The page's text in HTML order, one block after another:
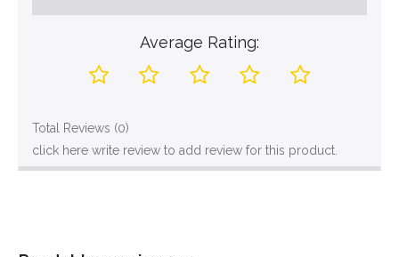
Average Rating:
Total Reviews (0)
click here write review to add review for this product.